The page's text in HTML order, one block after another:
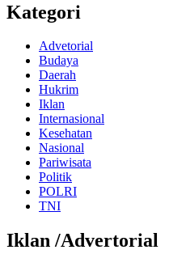
Kategori
Advetorial
Budaya
Daerah
Hukrim
Iklan
Internasional
Kesehatan
Nasional
Pariwisata
Politik
POLRI
TNI
Iklan /Advertorial